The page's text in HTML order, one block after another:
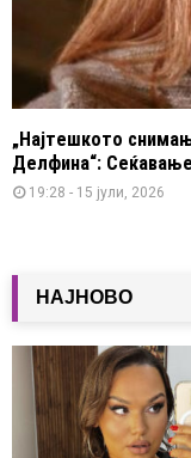
„Најтешкото
Делфина“:
19:28 - 15 јули, 2026
НАЈНОВО